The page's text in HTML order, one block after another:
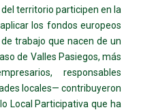
territorio participen en la
los fondos europeos
trabajo que nacen de un
de Valles Pasiegos, más
responsables
locales— contribuyeron
Local Participativa que ha